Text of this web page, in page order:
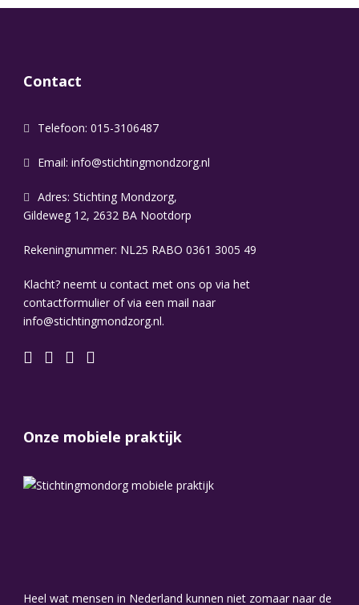
Contact
Telefoon: 015-3106487
Email: info@stichtingmondzorg.nl
Adres: Stichting Mondzorg,
Gildeweg 12, 2632 BA Nootdorp
Rekeningnummer: NL25 RABO 0361 3005 49
Klacht? neemt u contact met ons op via het
contactformulier of via een mail naar
info@stichtingmondzorg.nl.
Onze mobiele praktijk
Heel wat mensen in Nederland kunnen niet zomaar naar de